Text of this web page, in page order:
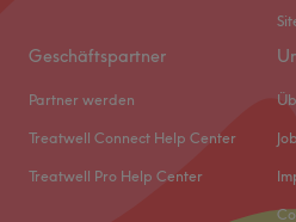
Geschäftspartner
Partner werden
Treatwell Connect Help Center
Treatwell Pro Help Center